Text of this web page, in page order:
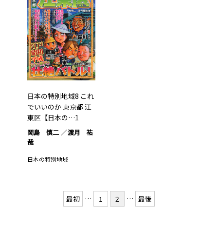
日本の特別地域8 これ
でいいのか 東京都 江
東区【日本の…1
岡島 慎二
渡月 祐
哉
日本の特別地域
最初 … 1 2 … 最後